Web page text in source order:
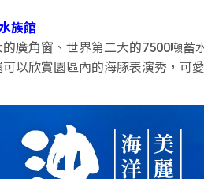
族館
廣角窗、世界第二大的7500噸
以欣賞園區內的海豚表演秀，可